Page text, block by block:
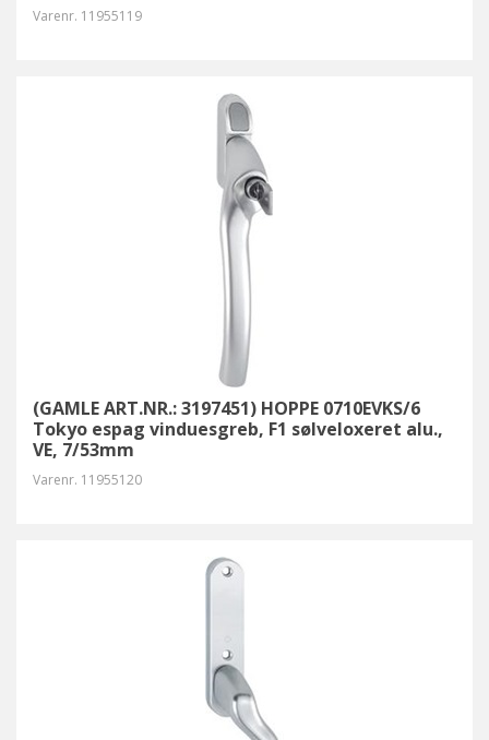
Varenr. 11955119
(GAMLE ART.NR.: 3197451) HOPPE 0710EVKS/6
Tokyo espag vinduesgreb, F1 sølveloxeret alu.,
VE, 7/53mm
Varenr. 11955120